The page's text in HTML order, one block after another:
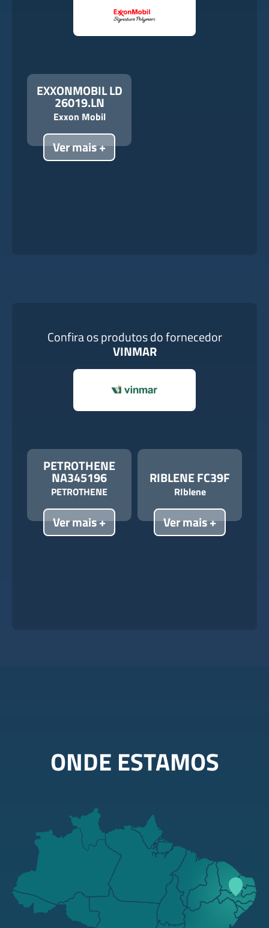
EXXONMOBIL LD
26019.LN
Exxon Mobil
Ver mais +
Confira os produtos do fornecedor
VINMAR
PETROTHENE
NA345196
PETROTHENE
Ver mais +
RIBLENE FC39F
RIblene
Ver mais +
ONDE ESTAMOS
SE
PE
AL
AC
PB